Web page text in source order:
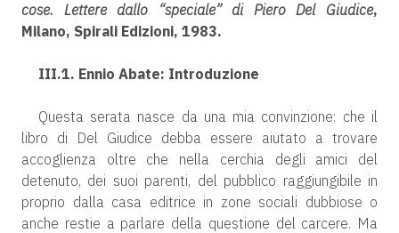
cose. Lettere dallo “speciale” di Piero Del Giudice,
Milano, Spirali Edizioni, 1983.
III.1. Ennio Abate: Introduzione
Questa serata nasce da una mia convinzione: che il
libro di Del Giudice debba essere aiutato a trovare
accoglienza oltre che nella cerchia degli amici del
detenuto, dei suoi parenti, del pubblico raggiungibile in
proprio dalla casa editrice in zone sociali dubbiose o
anche restie a parlare della questione del carcere. Ma